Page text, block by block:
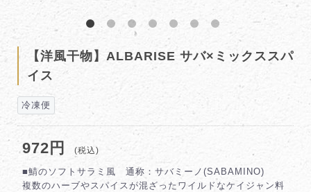
【洋風干物】ALBARISE サバ×ミックススパ
イス
冷凍便
972円 (税込)
■鯖のソフトサラミ風 通称：サバミーノ(SABAMINO)
複数のハーブやスパイスが混ざったワイルドなケイジャン料